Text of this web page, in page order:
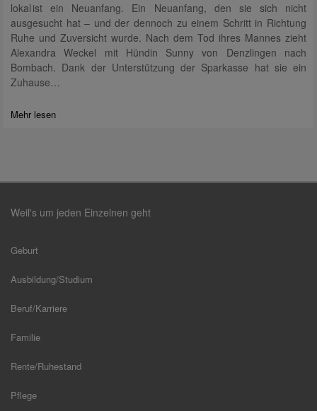
lokal ist ein Neuanfang. Ein Neuanfang, den sie sich nicht
ausgesucht hat – und der dennoch zu einem Schritt in Richtung
Ruhe und Zuversicht wurde. Nach dem Tod ihres Mannes zieht
Alexandra Weckel mit Hündin Sunny von Denzlingen nach
Bombach. Dank der Unterstützung der Sparkasse hat sie ein
Zuhause…
Mehr lesen
Weil's um jeden Einzelnen geht
Geburt
Ausbildung/Studium
Beruf/Karriere
Familie
Rente/Ruhestand
Pflege